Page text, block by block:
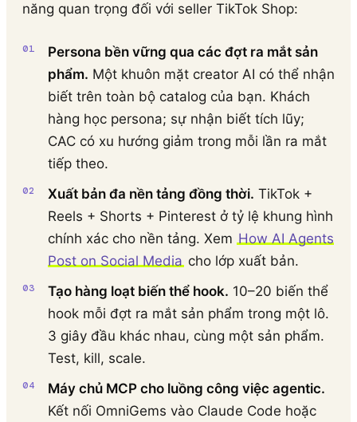
năng quan trọng đối với seller TikTok Shop:
Persona bền vững qua các đợt ra mắt sản
phẩm. Một khuôn mặt creator AI có thể nhận
biết trên toàn bộ catalog của bạn. Khách
hàng học persona; sự nhận biết tích lũy;
CAC có xu hướng giảm trong mỗi lần ra mắt
tiếp theo.
Xuất bản đa nền tảng đồng thời. TikTok +
Reels + Shorts + Pinterest ở tỷ lệ khung hình
chính xác cho nền tảng. Xem How AI Agents
Post on Social Media cho lớp xuất bản.
Tạo hàng loạt biến thể hook. 10–20 biến thể
hook mỗi đợt ra mắt sản phẩm trong một lô.
3 giây đầu khác nhau, cùng một sản phẩm.
Test, kill, scale.
Máy chủ MCP cho luồng công việc agentic.
Kết nối OmniGems vào Claude Code hoặc